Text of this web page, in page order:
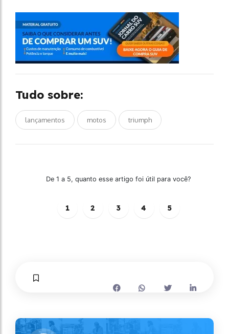
Tudo sobre:
lançamentos motos triumph
De 1 a 5, quanto esse artigo foi útil para você?
1 2 3 4 5